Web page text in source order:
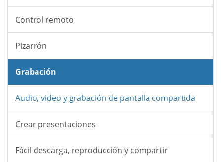
Control remoto
Pizarrón
Grabación
Audio, video y grabación de pantalla compartida
Crear presentaciones
Fácil descarga, reproducción y compartir